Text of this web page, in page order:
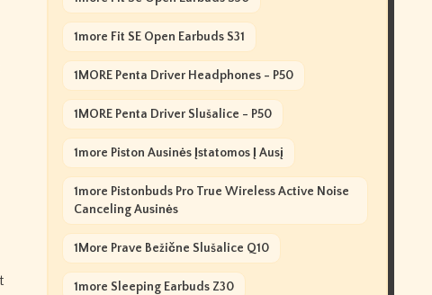
1more Fit SE Open Earbuds S31
1MORE Penta Driver Headphones - P50
1MORE Penta Driver Slušalice - P50
1more Piston Ausinės Įstatomos Į Ausį
1more Pistonbuds Pro True Wireless Active Noise
Canceling Ausinės
1More Prave Bežične Slušalice Q10
1more Sleeping Earbuds Z30